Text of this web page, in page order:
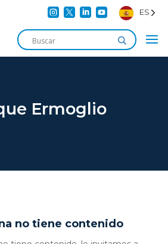
    ES
Ermoglio
no tiene contenido